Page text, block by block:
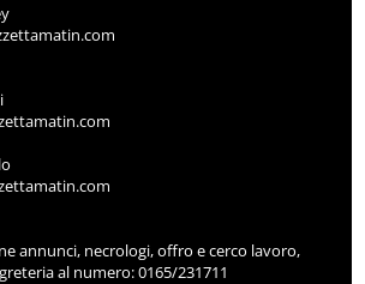
annunci, necrologi, offro e cerco lavoro,
al numero: 0165/231711